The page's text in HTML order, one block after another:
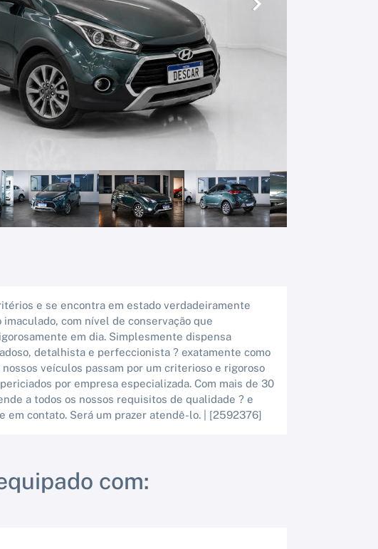
Próximo
e se encontra em estado verdadeiramente
com nível de conservação que
em dia. Simplesmente dispensa
detalhista e perfeccionista ? exatamente como
veículos passam por um criterioso e rigoroso
por empresa especializada. Com mais de 30
a todos os nossos requisitos de qualidade ? e
em contato. Será um prazer atendê-lo. | [2592376]
com: